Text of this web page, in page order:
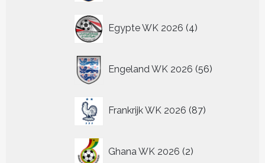
Egypte WK 2026 4
producten
Engeland WK 2026 56
producten
Frankrijk WK 2026 87
producten
Ghana WK 2026 2
producten